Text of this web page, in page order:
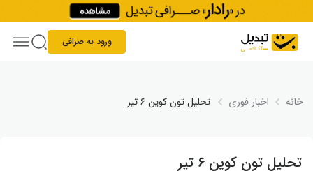
Skip to content
ورود به صرافی
خانه اخبار فوری تحلیل تون کوین ۶ تیر
تحلیل تون کوین ۶ تیر